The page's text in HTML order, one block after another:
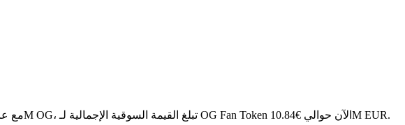
. مع عرض متداول قدره 4.76M OG، تبلغ القيمة السوقية الإجمالية لـ OG Fan Token الآن حوالي €10.84M EUR.